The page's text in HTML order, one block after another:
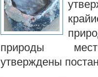
природы
утверждены